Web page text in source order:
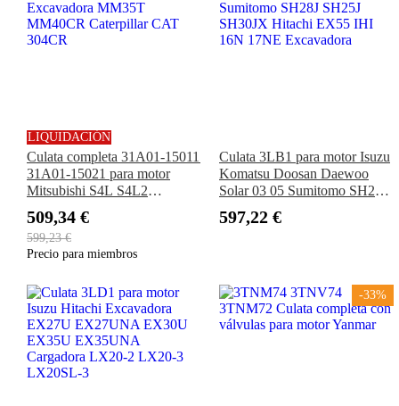
LIQUIDACIÓN
Culata completa 31A01-15011
31A01-15021 para motor
Mitsubishi S4L S4L2
MM40CR Caterpillar CAT
304CR
509,34 €
599,23 €
Precio para miembros
Culata 3LB1 para motor Isuzu
Komatsu Doosan Daewoo
Solar 03 05 Sumitomo SH28J
IHI 16N 17NE Excavadora
597,22 €
-33%